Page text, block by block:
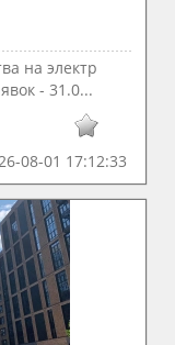
на электр
- 31.0...
08-01 17:12:33